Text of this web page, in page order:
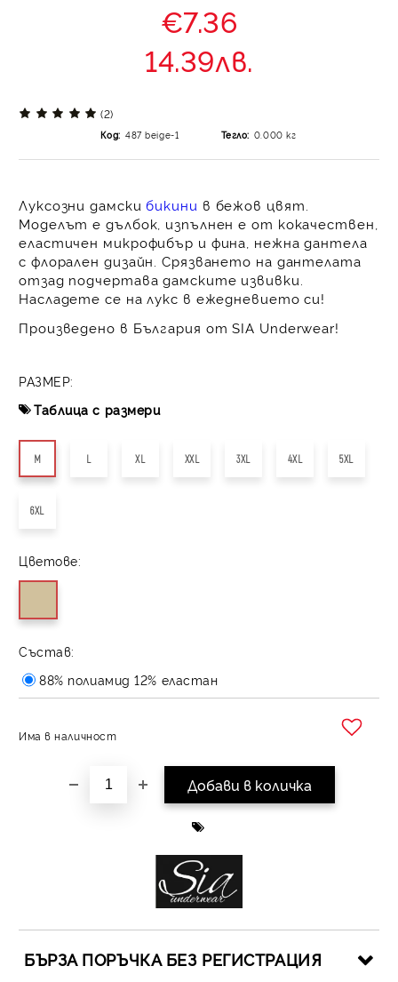
€7.36
14.39лв.
(2)
Код: 487 beige-1 Тегло: 0.000 кг
Луксозни дамски бикини в бежов цвят.
Моделът е дълбок, изпълнен е от кокачествен,
еластичен микрофибър и фина, нежна дантела
с флорален дизайн. Срязването на дантелата
отзад подчертава дамските извивки.
Насладете се на лукс в ежедневието си!
Произведено в България от SIA Underwear!
РАЗМЕР:
Таблица с размери
M L XL XXL 3XL 4XL 5XL
6XL
Цветове:
Състав:
88% полиамид 12% еластан
Има в наличност
БЪРЗА ПОРЪЧКА БЕЗ РЕГИСТРАЦИЯ